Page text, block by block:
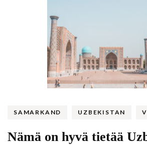
SAMARKAND UZBEKISTAN
Nämä on hyvä tietää